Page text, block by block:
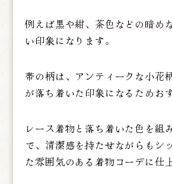
例えば黒や紺、茶色などの暗め
い印象になります。
帯の柄は、アンティークな小花
が落ち着いた印象になるためお
レース着物と落ち着いた色を組
で、清潔感を持たせながらもシ
た雰囲気のある着物コーデに仕